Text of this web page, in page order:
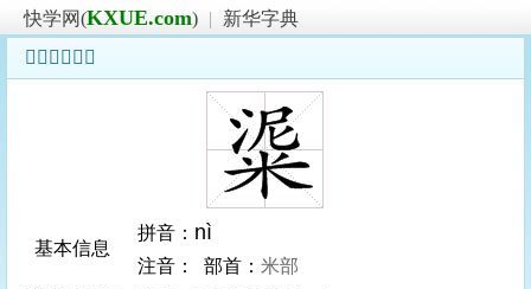
快学网(KXUE.com) |
新华字典
𥺜字基本信息
基本信息
拼音： nì
注音： 部首： 米部